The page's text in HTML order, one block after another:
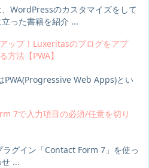
WordPressのカスタマイズをして
った書籍を紹介 ...
ップ！Luxeritasのブログをアプ
方法【PWA】
PWA(Progressive Web Apps)とい
7で入力項目の必須/任意を切り
グイン「Contact Form 7」を使っ
...